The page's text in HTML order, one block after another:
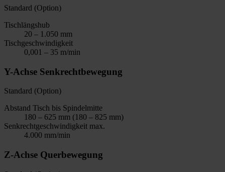
Standard (Option)
Tischlängshub
20 – 1.050 mm
Tischgeschwindigkeit
0,001 – 35 m/min
Y-Achse Senkrechtbewegung
Standard (Option)
Abstand Tisch bis Spindelmitte
180 – 625 mm (180 – 825 mm)
Senkrechtgeschwindigkeit max.
4.000 mm/min
Z-Achse Querbewegung